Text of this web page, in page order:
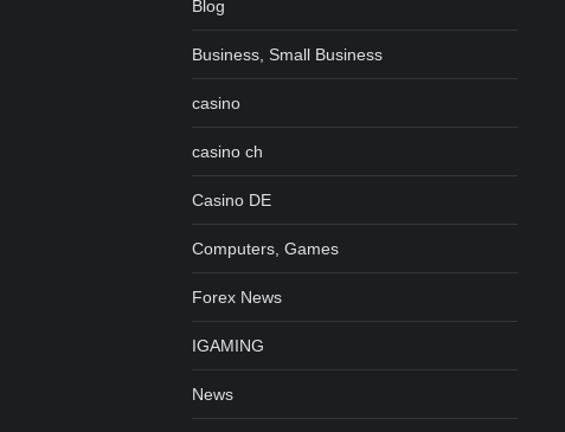
Blog
Business, Small Business
casino
casino ch
Casino DE
Computers, Games
Forex News
IGAMING
News